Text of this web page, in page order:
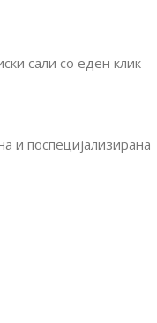
,Црвена,Црна
сали со еден клик
и поспецијализирана